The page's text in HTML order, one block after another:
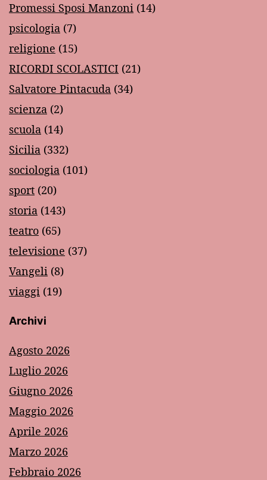
Promessi Sposi Manzoni (14)
psicologia (7)
religione (15)
RICORDI SCOLASTICI (21)
Salvatore Pintacuda (34)
scienza (2)
scuola (14)
Sicilia (332)
sociologia (101)
sport (20)
storia (143)
teatro (65)
televisione (37)
Vangeli (8)
viaggi (19)
Archivi
Agosto 2026
Luglio 2026
Giugno 2026
Maggio 2026
Aprile 2026
Marzo 2026
Febbraio 2026